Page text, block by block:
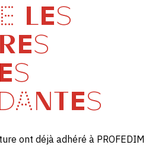
LES
ont déjà adhéré à PROFEDIM